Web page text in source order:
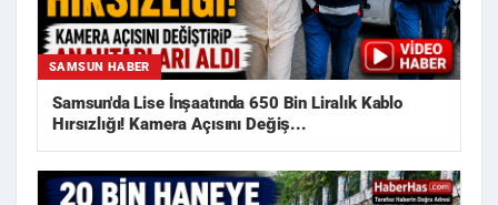
SAMSUN HABER
Samsun'da Lise İnşaatında 650 Bin Liralık Kablo
Hırsızlığı! Kamera Açısını Değiş...